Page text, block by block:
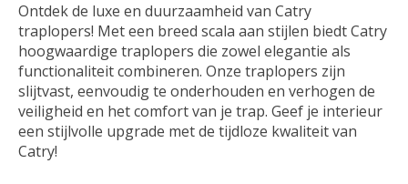
Ontdek de luxe en duurzaamheid van Catry
traplopers! Met een breed scala aan stijlen biedt Catry
hoogwaardige traplopers die zowel elegantie als
functionaliteit combineren. Onze traplopers zijn
slijtvast, eenvoudig te onderhouden en verhogen de
veiligheid en het comfort van je trap. Geef je interieur
een stijlvolle upgrade met de tijdloze kwaliteit van
Catry!